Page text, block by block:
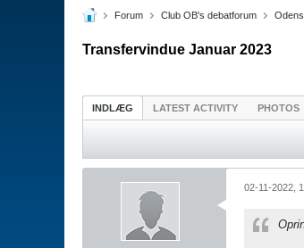
Forum Club OB's debatforum
Transfervindue Januar 2023
INDLÆG LATEST ACTIVITY PHOTOS
02-11-2022,